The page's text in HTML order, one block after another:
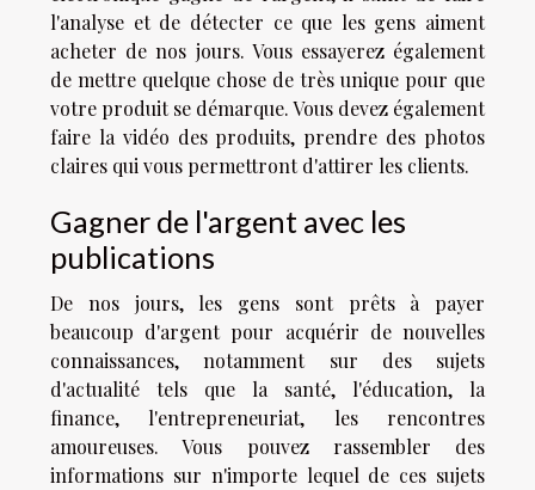
l'analyse et de détecter ce que les gens aiment
acheter de nos jours. Vous essayerez également
de mettre quelque chose de très unique pour que
votre produit se démarque. Vous devez également
faire la vidéo des produits, prendre des photos
claires qui vous permettront d'attirer les clients.
Gagner de l'argent avec les
publications
De nos jours, les gens sont prêts à payer
beaucoup d'argent pour acquérir de nouvelles
connaissances, notamment sur des sujets
d'actualité tels que la santé, l'éducation, la
finance, l'entrepreneuriat, les rencontres
amoureuses. Vous pouvez rassembler des
informations sur n'importe lequel de ces sujets